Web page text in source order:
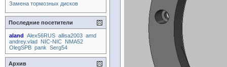
Замена тормозных дисков
Последние посетители
aland Alex56RUS allisa2003 amd
andrey.vlad NIC-NIC NMA52
OlegSPB pank Serg54
Архив